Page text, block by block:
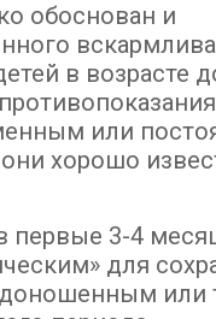
обоснован и
в возрасте
или
хорошо
первые 3-4
для
или